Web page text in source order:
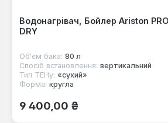
Водонагрівач, Бойлер Ariston
DRY
Об'єм бака: 80 л
Спосіб встановлення: вертикальний
Тип ТЕНу: «сухий»
Форма: кругла
Звичайна ціна:
9 400,00 ₴